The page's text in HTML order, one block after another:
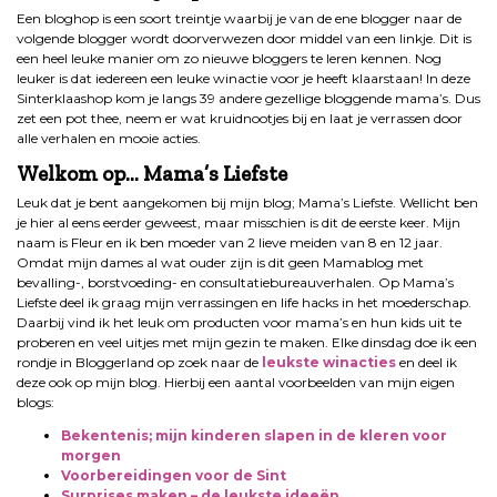
Een bloghop is een soort treintje waarbij je van de ene blogger naar de
volgende blogger wordt doorverwezen door middel van een linkje. Dit is
een heel leuke manier om zo nieuwe bloggers te leren kennen. Nog
leuker is dat iedereen een leuke winactie voor je heeft klaarstaan! In deze
Sinterklaashop kom je langs 39 andere gezellige bloggende mama’s. Dus
zet een pot thee, neem er wat kruidnootjes bij en laat je verrassen door
alle verhalen en mooie acties.
Welkom op… Mama’s Liefste
Leuk dat je bent aangekomen bij mijn blog; Mama’s Liefste. Wellicht ben
je hier al eens eerder geweest, maar misschien is dit de eerste keer. Mijn
naam is Fleur en ik ben moeder van 2 lieve meiden van 8 en 12 jaar.
Omdat mijn dames al wat ouder zijn is dit geen Mamablog met
bevalling-, borstvoeding- en consultatiebureauverhalen. Op Mama’s
Liefste deel ik graag mijn verrassingen en life hacks in het moederschap.
Daarbij vind ik het leuk om producten voor mama’s en hun kids uit te
proberen en veel uitjes met mijn gezin te maken. Elke dinsdag doe ik een
rondje in Bloggerland op zoek naar de leukste winacties en deel ik
deze ook op mijn blog. Hierbij een aantal voorbeelden van mijn eigen
blogs:
Bekentenis; mijn kinderen slapen in de kleren voor
morgen
Voorbereidingen voor de Sint